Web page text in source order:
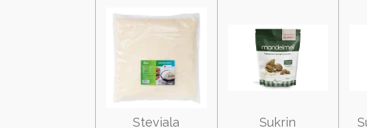
Steviala
Sukrin